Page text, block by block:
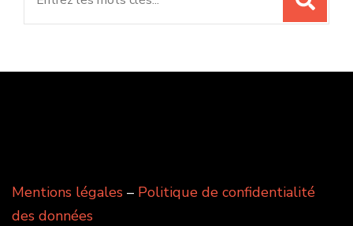
Mentions légales – Politique de confidentialité
des données